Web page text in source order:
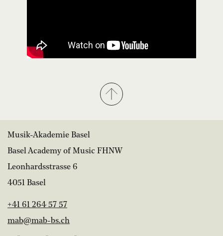
Musik-Akademie Basel
Basel Academy of Music FHNW
Leonhardsstrasse 6
4051 Basel
+41 61 264 57 57
mab@mab-bs.ch